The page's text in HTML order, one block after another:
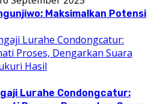
Maksimalkan Potensi
Lurahe Condongcatur: